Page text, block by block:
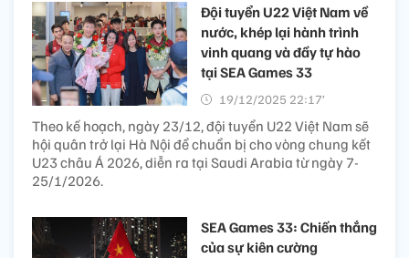
Đội tuyển U22 Việt Nam về
nước, khép lại hành trình
vinh quang và đầy tự hào
tại SEA Games 33
19/12/2025 22:17’
Theo kế hoạch, ngày 23/12, đội tuyển U22 Việt Nam sẽ
hội quân trở lại Hà Nội để chuẩn bị cho vòng chung kết
U23 châu Á 2026, diễn ra tại Saudi Arabia từ ngày 7-
25/1/2026.
SEA Games 33: Chiến thắng
của sự kiên cường